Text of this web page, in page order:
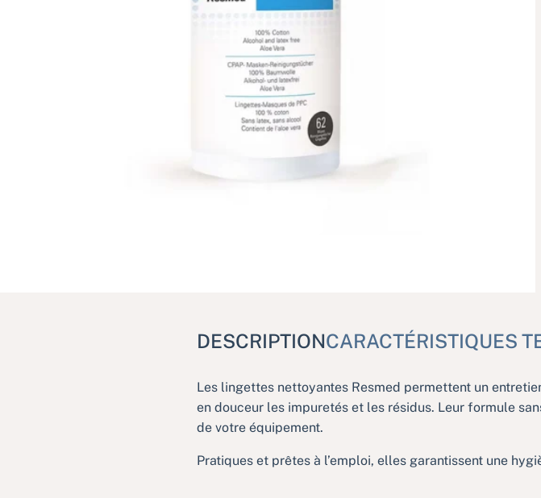
DESCRIPTIONCARACTÉRISTIQUES
Les lingettes nettoyantes Resmed permettent un
en douceur les impuretés et les résidus. Leur formule
de votre équipement.
Pratiques et prêtes à l’emploi, elles garantissent une